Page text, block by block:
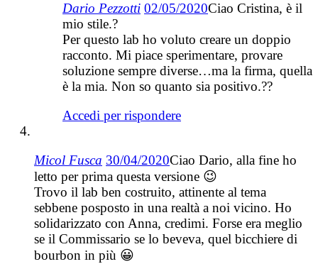
Dario Pezzotti 02/05/2020Ciao Cristina, è il
mio stile.?
Per questo lab ho voluto creare un doppio
racconto. Mi piace sperimentare, provare
soluzione sempre diverse…ma la firma, quella
è la mia. Non so quanto sia positivo.??
Accedi per rispondere
Micol Fusca 30/04/2020Ciao Dario, alla fine ho
letto per prima questa versione 😉
Trovo il lab ben costruito, attinente al tema
sebbene posposto in una realtà a noi vicino. Ho
solidarizzato con Anna, credimi. Forse era meglio
se il Commissario se lo beveva, quel bicchiere di
bourbon in più 😀